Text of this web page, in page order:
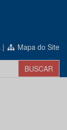
| Mapa do Site